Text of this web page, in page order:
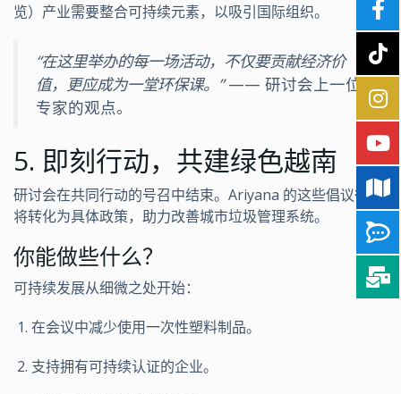
览）产业需要整合可持续元素，以吸引国际组织。
“在这里举办的每一场活动，不仅要贡献经济价
值，更应成为一堂环保课。”—— 研讨会上一位
专家的观点。
5. 即刻行动，共建绿色越南
研讨会在共同行动的号召中结束。Ariyana 的这些倡议很快
将转化为具体政策，助力改善城市垃圾管理系统。
你能做些什么？
可持续发展从细微之处开始：
在会议中减少使用一次性塑料制品。
支持拥有可持续认证的企业。